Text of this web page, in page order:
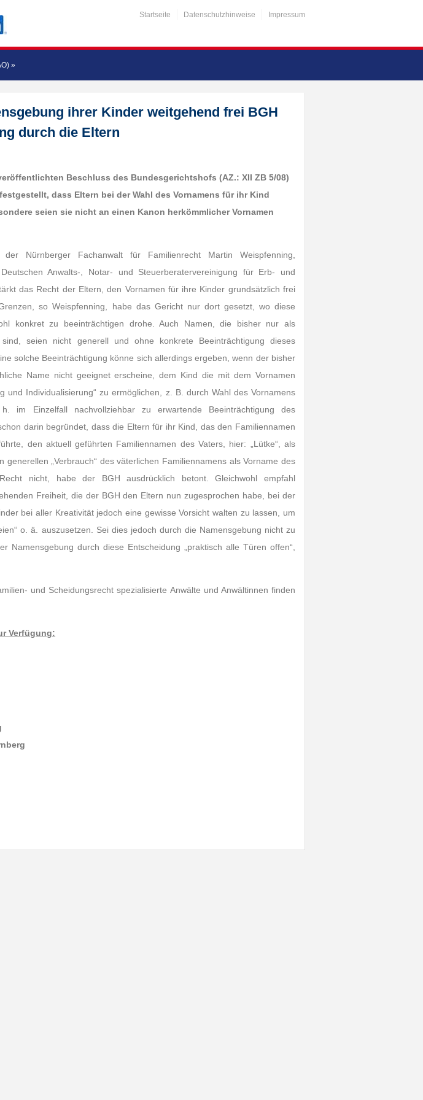
Startseite Datenschutzhinweise Impressum
»
ihrer Kinder weitgehend frei BGH
durch die Eltern
Beschluss des Bundesgerichtshofs (AZ.: XII ZB 5/08)
dass Eltern bei der Wahl des Vornamens für ihr Kind
seien sie nicht an einen Kanon herkömmlicher Vornamen
Nürnberger Fachanwalt für Familienrecht Martin Weispfenning,
Anwalts-, Notar- und Steuerberatervereinigung für Erb- und
das Recht der Eltern, den Vornamen für ihre Kinder grundsätzlich frei
so Weispfenning, habe das Gericht nur dort gesetzt, wo diese
konkret zu beeinträchtigen drohe. Auch Namen, die bisher nur als
sind, seien nicht generell und ohne konkrete Beeinträchtigung dieses
solche Beeinträchtigung könne sich allerdings ergeben, wenn der bisher
Name nicht geeignet erscheine, dem Kind die mit dem Vornamen
und Individualisierung“ zu ermöglichen, z. B. durch Wahl des Vornamens
h. im Einzelfall nachvollziehbar zu erwartende Beeinträchtigung des
darin begründet, dass die Eltern für ihr Kind, das den Familiennamen
den aktuell geführten Familiennamen des Vaters, hier: „Lütke“, als
generellen „Verbrauch“ des väterlichen Familiennamens als Vorname des
nicht, habe der BGH ausdrücklich betont. Gleichwohl empfahl
Freiheit, die der BGH den Eltern nun zugesprochen habe, bei der
bei aller Kreativität jedoch eine gewisse Vorsicht walten zu lassen, um
o. ä. auszusetzen. Sei dies jedoch durch die Namensgebung nicht zu
Namensgebung durch diese Entscheidung „praktisch alle Türen offen“,
und Scheidungsrecht spezialisierte Anwälte und Anwältinnen finden
Verfügung: